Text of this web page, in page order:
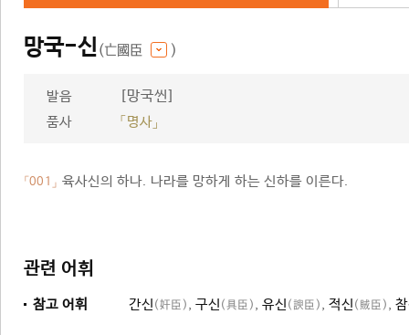
망국-신(亡國臣 )
발음 [망국씬]
품사 「명사」
「001」 육사신의 하나. 나라를 망하게 하는 신하를 이른다.
관련 어휘
참고 어휘 간신 (奸臣) , 구신 (具臣) , 유신 (諛臣) , 적신 (賊臣) ,